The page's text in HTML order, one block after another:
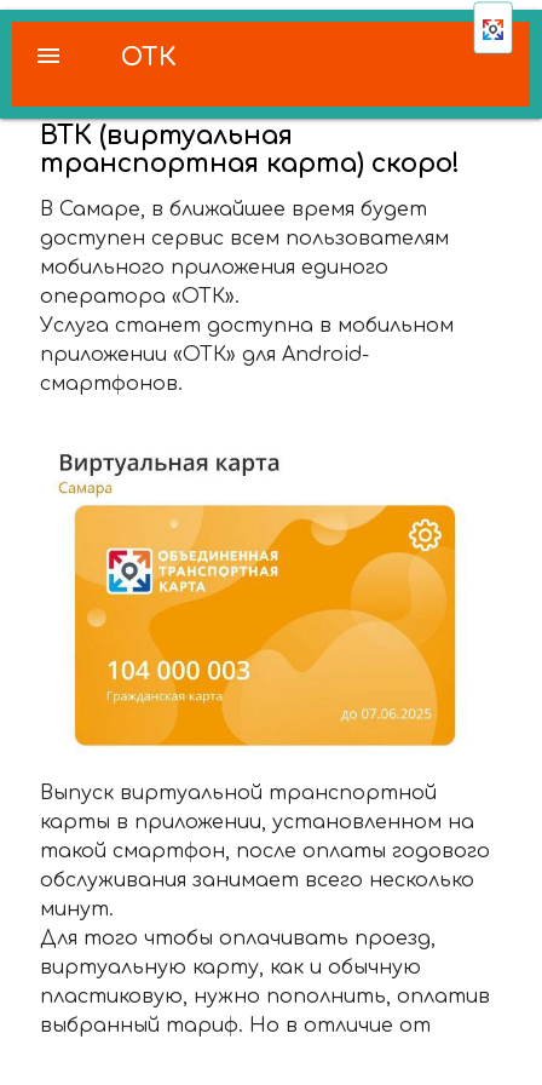
ОТК
menu
ВТК (виртуальная
транспортная карта) скоро!
В Самаре, в ближайшее время будет
доступен сервис всем пользователям
мобильного приложения единого
оператора «ОТК».
Услуга станет доступна в мобильном
приложении «ОТК» для Android-
смартфонов.
Выпуск виртуальной транспортной
карты в приложении, установленном на
такой смартфон, после оплаты годового
обслуживания занимает всего несколько
минут.
Для того чтобы оплачивать проезд,
виртуальную карту, как и обычную
пластиковую, нужно пополнить, оплатив
выбранный тариф. Но в отличие от